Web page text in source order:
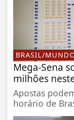
BRASIL/
Mega-Sena
milhões
Apostas
horário de